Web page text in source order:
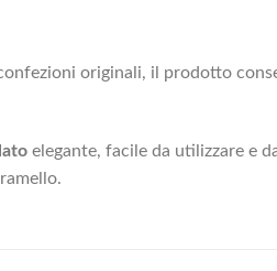
originali, il prodotto
elegante, facile da utilizzare e